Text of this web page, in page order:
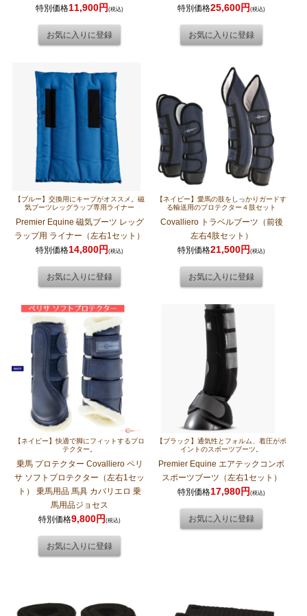
特別価格11,900円(税込)
特別価格25,600円(税込)
【ブルー】交換用にキープがオススメ。磁
気ブーツレッグラップ専用ライナー
Premier Equine 磁気ブーツ レッグ
ラップ用 ライナー（左右1セット）
特別価格14,800円(税込)
【ネイビー】愛馬の肢をしっかりガードす
る輸送用のプロテクター４肢セット
Covalliero トラベルブーツ（前後
左右4肢セット）
特別価格21,500円(税込)
【ネイビー】快適で脚にフィットするプロ
テクター。
乗馬 プロテクター Covalliero ペリ
サ ソフトプロテクター（左右1セッ
ト） 乗馬用品 馬具 カバリエロ 乗
馬用品ジョセス
特別価格9,800円(税込)
【ブラック】通気性とフォルム、着圧がポ
イントのスポーツブーツ。
Premier Equine エアテックコンボ
スポーツブーツ（左右1セット）
特別価格17,980円(税込)